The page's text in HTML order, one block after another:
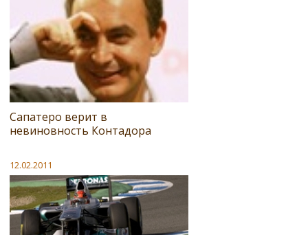
Сапатеро верит в
невиновность Контадора
12.02.2011